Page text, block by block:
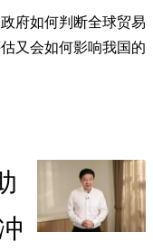
府如何判断全球贸易
又会如何影响我国的